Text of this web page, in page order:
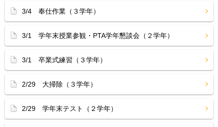
3/4 奉仕作業（３学年）
3/1 学年末授業参観・PTA学年懇談会（２学年）
3/1 卒業式練習（３学年）
2/29 大掃除（３学年）
2/29 学年末テスト（２学年）